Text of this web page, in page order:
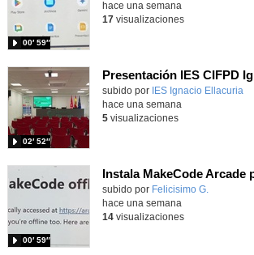
00′ 59″
hace una semana
17visualizaciones
Contenido educativo.
subido por IES Ignacio Ellacuria
02′ 52″
hace una semana
5visualizaciones
Contenido educativo.
subido por Felicisimo G.
00′ 59″
hace una semana
14visualizaciones